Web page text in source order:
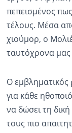
πεπεισμένος
τέλους. Μέσα
χιούμορ, ο
ταυτόχρονα
Ο
για κάθε
να δώσει τη
τους πιο